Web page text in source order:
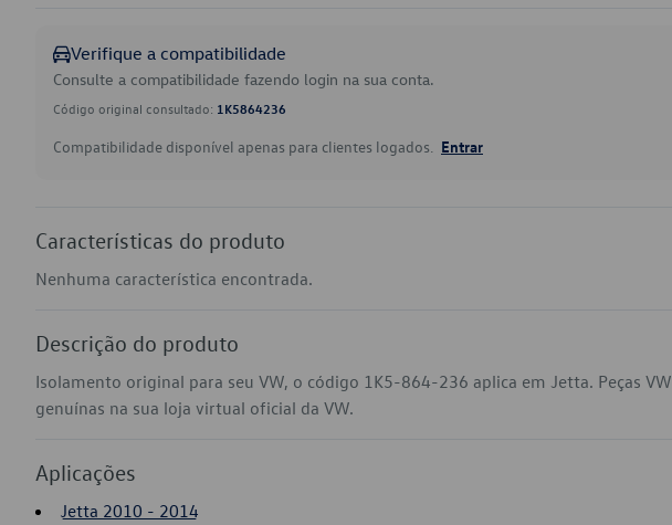
Verifique a compatibilidade
Consulte a compatibilidade fazendo login na sua conta.
Código original consultado: 1K5864236
Compatibilidade disponível apenas para clientes logados. Entrar
Características do produto
Nenhuma característica encontrada.
Descrição do produto
Isolamento original para seu VW, o código 1K5-864-236 aplica em Jetta. Peças VW
genuínas na sua loja virtual oficial da VW.
Aplicações
Jetta 2010 - 2014